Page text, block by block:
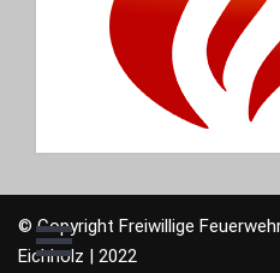
© Copyright Freiwillige
Eichholz | 2022